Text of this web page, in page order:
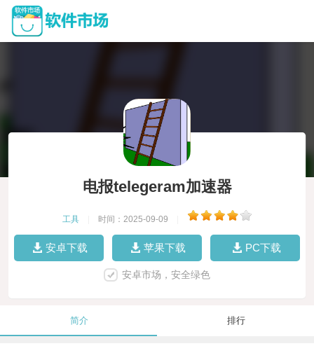
电报telegeram加速器
工具 时间：2025-09-09
安卓下载 苹果下载 PC下载
安卓市场，安全绿色
简介 排行